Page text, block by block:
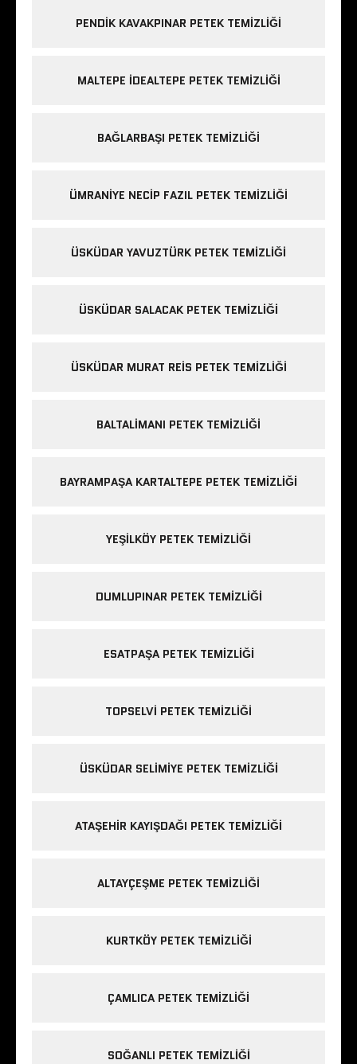
PENDIK KAVAKPINAR PETEK TEMIZLIĞI
MALTEPE IDEALTEPE PETEK TEMIZLIĞI
BAĞLARBAŞI PETEK TEMIZLIĞI
ÜMRANIYE NECIP FAZIL PETEK TEMIZLIĞI
ÜSKÜDAR YAVUZTÜRK PETEK TEMIZLIĞI
ÜSKÜDAR SALACAK PETEK TEMIZLIĞI
ÜSKÜDAR MURAT REIS PETEK TEMIZLIĞI
BALTALIMANI PETEK TEMIZLIĞI
BAYRAMPAŞA KARTALTEPE PETEK TEMIZLIĞI
YEŞILKÖY PETEK TEMIZLIĞI
DUMLUPINAR PETEK TEMIZLIĞI
ESATPAŞA PETEK TEMIZLIĞI
TOPSELVI PETEK TEMIZLIĞI
ÜSKÜDAR SELIMIYE PETEK TEMIZLIĞI
ATAŞEHIR KAYIŞDAĞI PETEK TEMIZLIĞI
ALTAYÇEŞME PETEK TEMIZLIĞI
KURTKÖY PETEK TEMIZLIĞI
ÇAMLICA PETEK TEMIZLIĞI
SOĞANLI PETEK TEMIZLIĞI